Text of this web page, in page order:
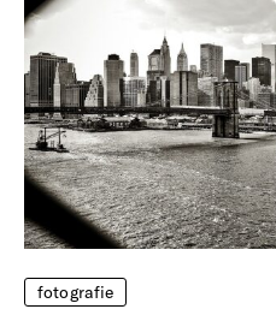
fotografie